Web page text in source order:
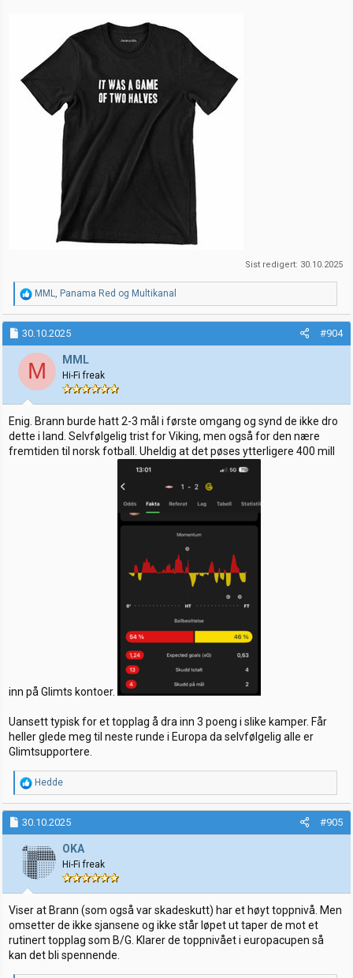
Sist redigert: 30.10.2025
R
e
a
k
s
j
o
n
e
r
:
MML, Panama Red og Multikanal
30.10.2025 #904
M MML
Hi-Fi freak
Enig. Brann burde hatt 2-3 mål i første omgang og synd de ikke dro
dette i land. Selvfølgelig trist for Viking, men også for den nære
fremtiden til norsk fotball. Uheldig at det pøses ytterligere 400 mill
inn på Glimts kontoer.
Uansett typisk for et topplag å dra inn 3 poeng i slike kamper. Får
heller glede meg til neste runde i Europa da selvfølgelig alle er
Glimtsupportere.
R
e
a
k
s
j
o
n
e
r
Hedde
30.10.2025 #905
OKA
Hi-Fi freak
Viser at Brann (som også var skadeskutt) har et høyt toppnivå. Men
omsetter de ikke sjansene og ikke står løpet ut taper de mot et
rutinert topplag som B/G. Klarer de toppnivået i europacupen så
kan det bli spennende.